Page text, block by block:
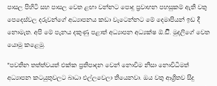
පාසල පිහිටි සහ පාසල වෙත ළඟා වන්නට පොදු ප්‍රවාහන පහසුකම් ඇති වතු
පෙදෙස්වල දරුවන්ගේ අධ්‍යාපනය කඩා වැටෙන්නට මේ දෙමාපියන් ඉඩ දී
නොමැත. අපි මේ පැනය දකුණු පළාත් අධ්‍යාපන අධ්‍යක්ෂ ඕ.ඩීී. මුදලිගේ වෙත
යොමු කළෙමු.
“පවතින තත්ත්වයත් එක්ක ප්‍රතිපාදන වෙන් නොවිම නිසා නොවිධිමත්
අධ්‍යාපන කටයුතුවලට බාධා එල්ලවෙලා තියෙනවා. ඔය වතු ආශ්‍රිතව සිදු